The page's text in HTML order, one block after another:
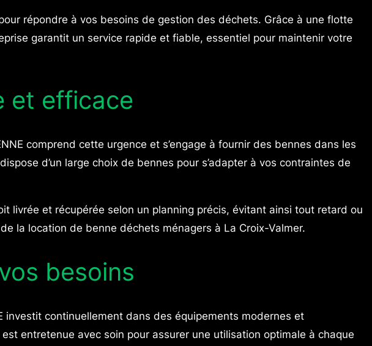
répondre à vos besoins de gestion des déchets. Grâce à une flotte
garantit un service rapide et fiable, essentiel pour maintenir votre
et efficace
comprend cette urgence et s’engage à fournir des bennes dans les
d’un large choix de bennes pour s’adapter à vos contraintes de
livrée et récupérée selon un planning précis, évitant ainsi tout retard ou
la location de benne déchets ménagers à La Croix-Valmer.
besoins
continuellement dans des équipements modernes et
entretenue avec soin pour assurer une utilisation optimale à chaque